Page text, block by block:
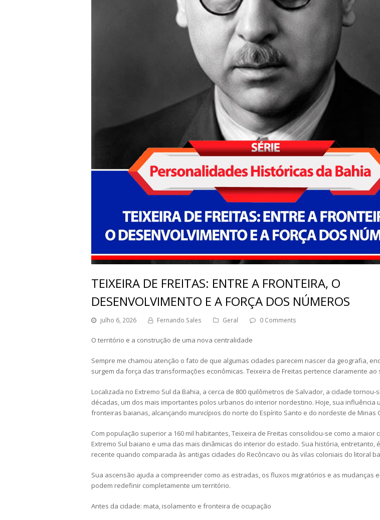
TEIXEIRA DE FREITAS: ENTRE A FRONTEIRA, O
DESENVOLVIMENTO E A FORÇA DOS NÚMEROS
julho 6, 2026 Fernando Sales Geral 0 Comments
O território e a construção de uma nova centralidade
Sempre me chamou atenção o fato de que algumas cidades parecem nascer da geografia,
surgem da força das transformações econômicas. Teixeira de Freitas pertence claramente ao
Localizada no Extremo Sul da Bahia, a cerca de 800 quilômetros de Salvador, a cidade tornou-
décadas, um dos mais importantes polos urbanos do interior nordestino. Hoje, sua influência
fronteiras baianas, alcançando municípios do norte do Espírito Santo e do nordeste de Minas
Com população superior a 160 mil habitantes, Teixeira de Freitas consolidou-se como a maior
Extremo Sul baiano e uma das mais dinâmicas do interior do estado. Sua história, entretanto,
recente quando comparada às antigas cidades do Recôncavo ou às vilas coloniais do litoral
Sua ascensão ajuda a compreender como as estradas, os fluxos migratórios e as mudanças
podem redefinir completamente um território.
Antes da cidade: mata, isolamento e fronteira de ocupação